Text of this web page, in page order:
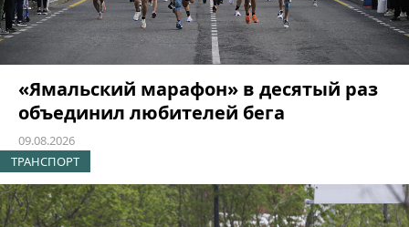
«Ямальский марафон» в десятый раз
объединил любителей бега
09.08.2026
ТРАНСПОРТ